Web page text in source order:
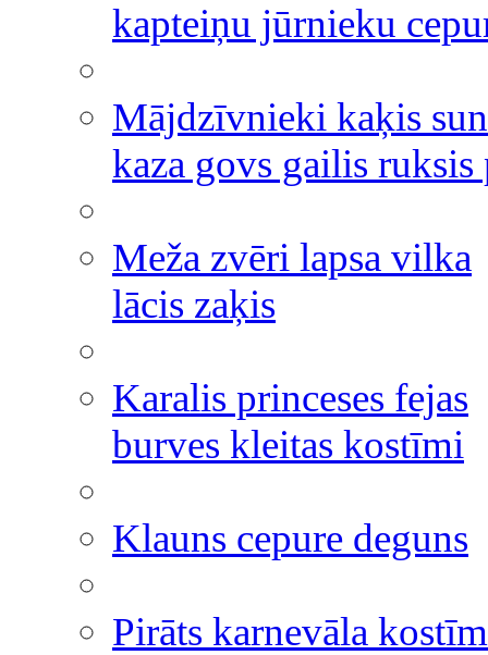
kapteiņu jūrnieku
Mājdzīvnieki kaķis
kaza govs gailis ruksis
Meža zvēri lapsa vilka
lācis zaķis
Karalis princeses fejas
burves kleitas kostīmi
Klauns cepure deguns
Pirāts karnevāla